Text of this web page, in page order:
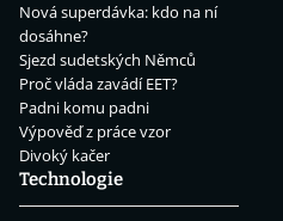
Nová superdávka: kdo na ní
dosáhne?
Sjezd sudetských Němců
Proč vláda zavádí EET?
Padni komu padni
Výpověď z práce vzor
Divoký kačer
Technologie